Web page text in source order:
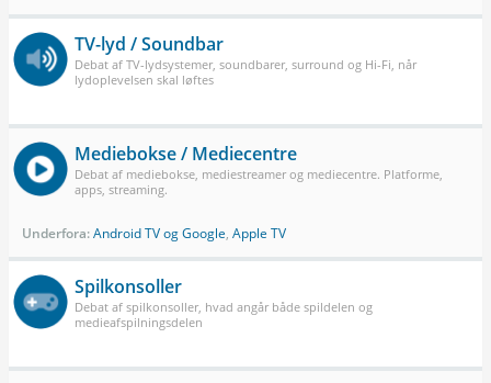
TV-lyd / Soundbar
Debat af TV-lydsystemer, soundbarer, surround og Hi-Fi, når
lydoplevelsen skal løftes
Mediebokse / Mediecentre
Debat af mediebokse, mediestreamer og mediecentre. Platforme,
apps, streaming.
Underfora:Android TV og Google, Apple TV
Spilkonsoller
Debat af spilkonsoller, hvad angår både spildelen og
medieafspilningsdelen